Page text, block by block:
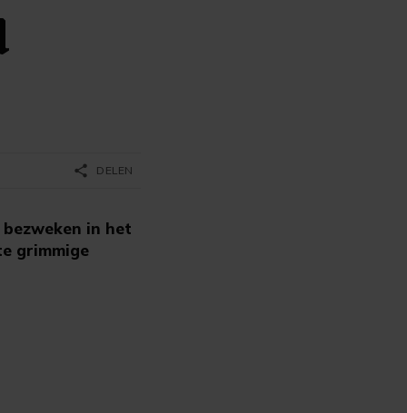
bezweken in het
grimmige
share DELEN